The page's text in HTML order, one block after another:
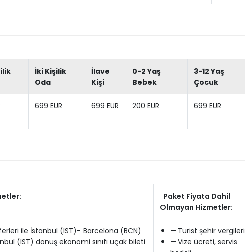
İki Kişilik
Oda
İlave
Kişi
0-2 Yaş
Bebek
3-12 Yaş
Çocuk
699 EUR 699 EUR 200 EUR 699 EUR
Paket Fiyata Dahil
Olmayan Hizmetler:
ile İstanbul (IST)- Barcelona (BCN)
(IST) dönüş ekonomi sınıfı uçak bileti
— Turist şehir vergileri
— Vize ücreti, servis